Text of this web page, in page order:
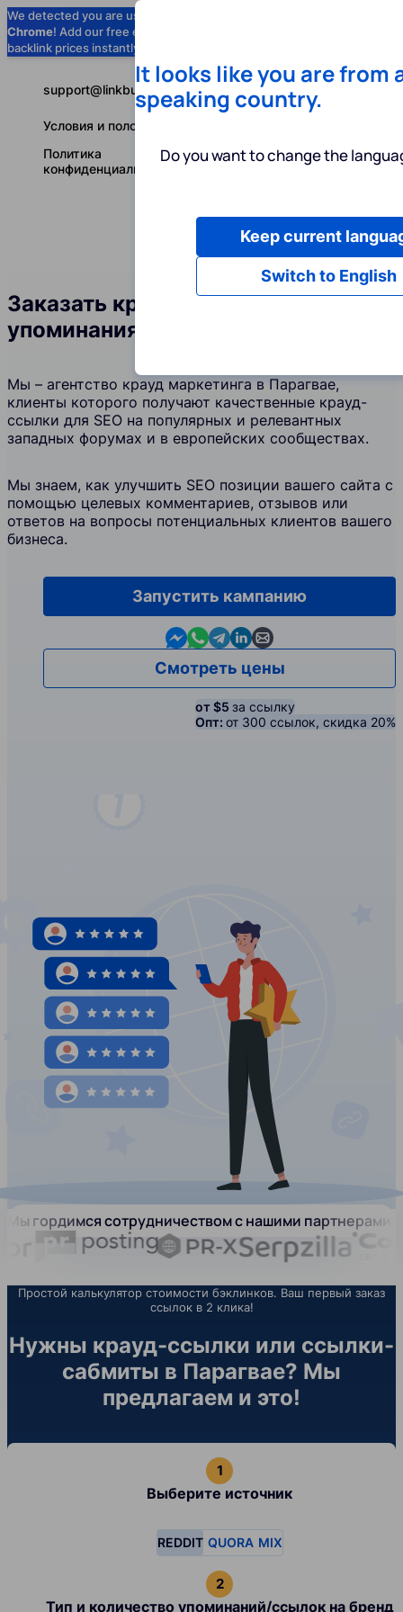
We detected you are using
Chrome! Add our free extension to check
backlink prices instantly as you browse.
Услуги
Русский
support@linkbuilder.com
Условия и положения
Политика
конфиденциальности
Заказать крауд-ссылки и
упоминания бренда в Парагвае
Мы – агентство крауд маркетинга в Парагвае,
клиенты которого получают качественные крауд-
ссылки для SEO на популярных и релевантных
западных форумах и в европейских сообществах.
Мы знаем, как улучшить SEO позиции вашего сайта с
помощью целевых комментариев, отзывов или
ответов на вопросы потенциальных клиентов вашего
бизнеса.
Запустить кампанию
Contact us in Messenger
Contact us in WhatsApp
Contact us in Telegram
Contact us in Linkedin
Contact us by email
Смотреть цены
от $5 за ссылку
Опт: от 300 ссылок, скидка 20%
Мы гордимся сотрудничеством с нашими партнерами:
Простой калькулятор стоимости бэклинков. Ваш первый заказ
ссылок в 2 клика!
Нужны крауд-ссылки или ссылки-
сабмиты в Парагвае? Мы
предлагаем и это!
Выберите источник
REDDIT QUORA MIX
Тип и количество упоминаний/ссылок на бренд
It looks like you are from
speaking country.
Do you want to change the
Switch to English
Keep current